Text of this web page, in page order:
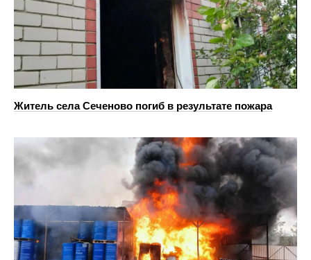
Житель села Сеченово погиб в результате пожара